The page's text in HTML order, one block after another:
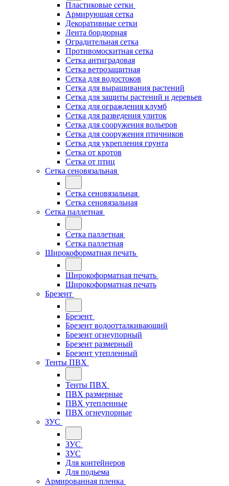
Пластиковые сетки
Армирующая сетка
Декоративные сетки
Лента бордюрная
Оградительная сетка
Противомоскитная сетка
Сетка антиградовая
Сетка ветрозащитная
Сетка для водостоков
Сетка для выращивания растений
Сетка для защиты растений и деревьев
Сетка для ограждения клумб
Сетка для разведения улиток
Сетка для сооружения вольеров
Сетка для сооружения птичников
Сетка для укрепления грунта
Сетка от кротов
Сетка от птиц
Сетка сеновязальная
Сетка сеновязальная
Сетка сеновязальная
Сетка паллетная
Сетка паллетная
Сетка паллетная
Широкоформатная печать
Широкоформатная печать
Широкоформатная печать
Брезент
Брезент
Брезент водоотталкивающий
Брезент огнеупорный
Брезент размерный
Брезент утепленный
Тенты ПВХ
Тенты ПВХ
ПВХ размерные
ПВХ утепленные
ПВХ огнеупорные
ЗУС
ЗУС
ЗУС
Для контейнеров
Для подьема
Армированная пленка